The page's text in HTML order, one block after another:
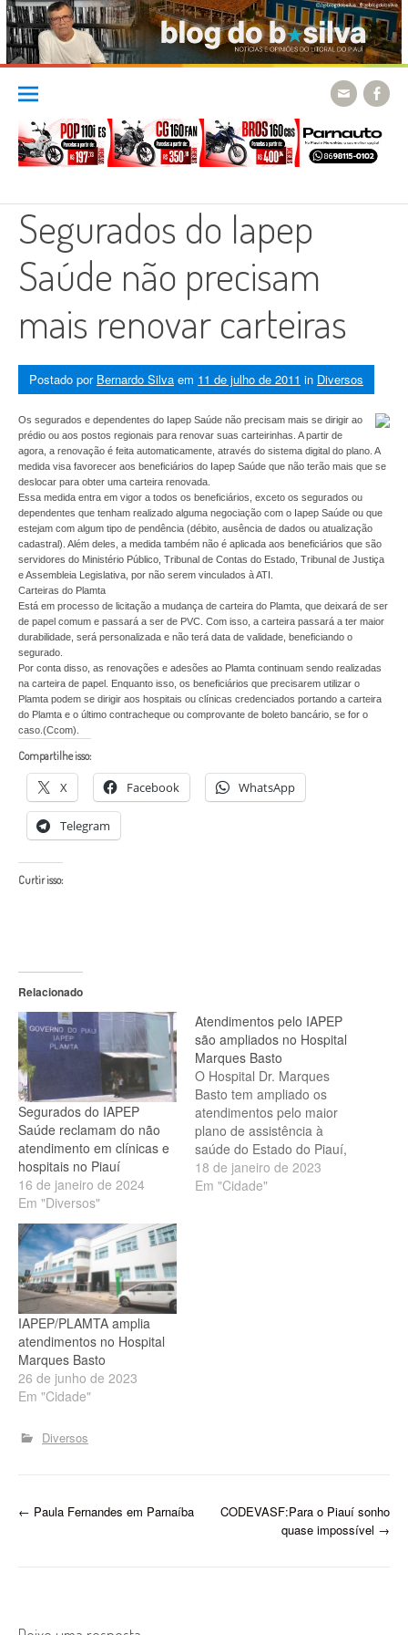
Skip
content
Segurados do Iapep
Saúde não precisam
mais renovar carteiras
Postado por Bernardo Silva em 11 de julho de 2011 in Diversos
Os segurados e dependentes do Iapep Saúde não precisam mais se dirigir ao
prédio ou aos postos regionais para renovar suas carteirinhas. A partir de
agora, a renovação é feita automaticamente, através do sistema digital do plano. A
medida visa favorecer aos beneficiários do Iapep Saúde que não terão mais que se
deslocar para obter uma carteira renovada.
Essa medida entra em vigor a todos os beneficiários, exceto os segurados ou
dependentes que tenham realizado alguma negociação com o Iapep Saúde ou que
estejam com algum tipo de pendência (débito, ausência de dados ou atualização
cadastral). Além deles, a medida também não é aplicada aos beneficiários que são
servidores do Ministério Público, Tribunal de Contas do Estado, Tribunal de Justiça
e Assembleia Legislativa, por não serem vinculados à ATI.
Carteiras do Plamta
Está em processo de licitação a mudança de carteira do Plamta, que deixará de ser
de papel comum e passará a ser de PVC. Com isso, a carteira passará a ter maior
durabilidade, será personalizada e não terá data de validade, beneficiando o
segurado.
Por conta disso, as renovações e adesões ao Plamta continuam sendo realizadas
na carteira de papel. Enquanto isso, os beneficiários que precisarem utilizar o
Plamta podem se dirigir aos hospitais ou clínicas credenciados portando a carteira
do Plamta e o último contracheque ou comprovante de boleto bancário, se for o
caso.(Ccom).
Compartilhe isso:
X Facebook WhatsApp
Telegram
Curtir isso:
Relacionado
Segurados do IAPEP
Saúde reclamam do não
atendimento em clínicas e
hospitais no Piauí
16 de janeiro de 2024
Em "Diversos"
Atendimentos pelo IAPEP
são ampliados no Hospital
Marques Basto
O Hospital Dr. Marques
Basto tem ampliado os
atendimentos pelo maior
plano de assistência à
saúde do Estado do Piauí,
o IAPEP. Médicos de
especialidades como
18 de janeiro de 2023
Em "Cidade"
IAPEP/PLAMTA amplia
atendimentos no Hospital
Marques Basto
26 de junho de 2023
Em "Cidade"
Diversos
P
← Paula Fernandes em Parnaíba
CODEVASF:Para o Piauí sonho
quase impossível →